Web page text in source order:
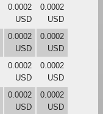
0.0002
USD
0.0002
USD
0.0002
USD
0.0002
USD
0.0002
USD
0.0002
USD
0.0002
USD
0.0002
USD